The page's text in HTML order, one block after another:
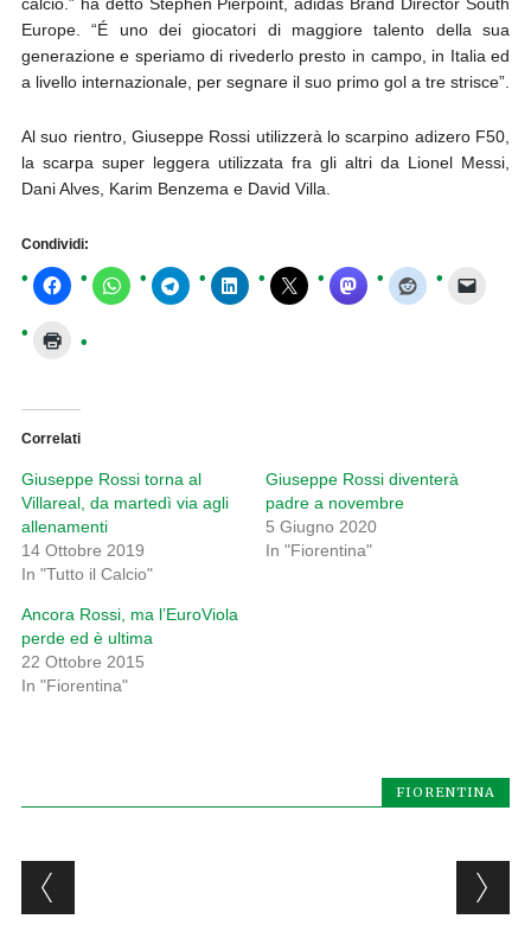
calcio.” ha detto Stephen Pierpoint, adidas Brand Director South
Europe. “É uno dei giocatori di maggiore talento della sua
generazione e speriamo di rivederlo presto in campo, in Italia ed
a livello internazionale, per segnare il suo primo gol a tre strisce”.
Al suo rientro, Giuseppe Rossi utilizzerà lo scarpino adizero F50,
la scarpa super leggera utilizzata fra gli altri da Lionel Messi,
Dani Alves, Karim Benzema e David Villa.
Condividi:
Correlati
Giuseppe Rossi torna al
Villareal, da martedì via agli
allenamenti
14 Ottobre 2019
In "Tutto il Calcio"
Giuseppe Rossi diventerà
padre a novembre
5 Giugno 2020
In "Fiorentina"
Ancora Rossi, ma l’EuroViola
perde ed è ultima
22 Ottobre 2015
In "Fiorentina"
FIORENTINA
Post navigation